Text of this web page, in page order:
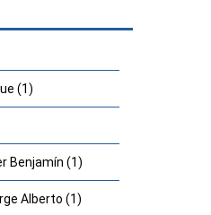
(1)
Benjamín (1)
Alberto (1)